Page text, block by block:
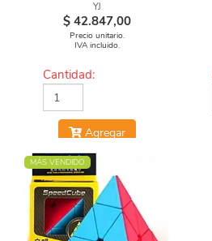
YJ
$ 42.847,00
Precio unitario.
IVA incluido.
Cantidad:
Agregar
MÁS VENDIDO